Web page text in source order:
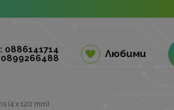
0886141714
Любими
(4 x 120 mm)